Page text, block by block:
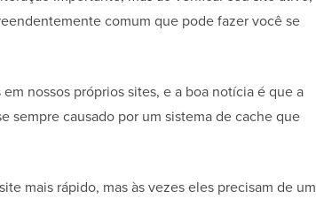
comum que pode fazer você se
nossos próprios sites, e a boa notícia é que a
sempre causado por um sistema de cache que
mais rápido, mas às vezes eles precisam de um